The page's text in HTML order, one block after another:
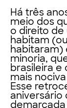
Há três
meio dos
o direito de
habitam
habitaram)
minoria,
brasileira e
mais
Esse
aniversário
demarcada